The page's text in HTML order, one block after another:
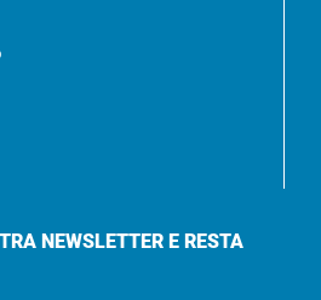
NEWSLETTER E RESTA